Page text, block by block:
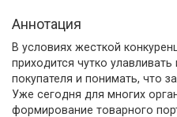
Аннотация
В условиях жесткой
приходится чутко
покупателя и понимать, что
Уже сегодня для многих
формирование товарного